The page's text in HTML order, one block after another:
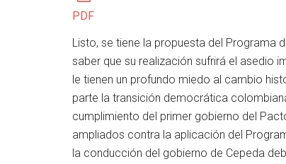
PDF
Listo, se tiene la propuesta del Programa
saber que su realización sufrirá el asedio
le tienen un profundo miedo al cambio
parte la transición democrática
cumplimiento del primer gobierno del
ampliados contra la aplicación del
la conducción del gobierno de Cepeda